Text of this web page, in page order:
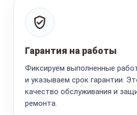
Гарантия на работы
Фиксируем выполненные
и указываем срок гарантии.
качество обслуживания и
ремонта.